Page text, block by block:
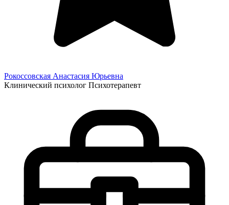
Рокоссовская Анастасия Юрьевна
Клинический психолог Психотерапевт